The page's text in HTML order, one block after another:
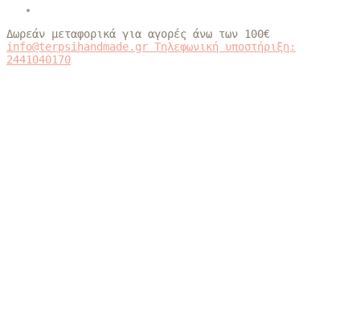
Δωρεάν μεταφορικά για αγορές άνω των 100€
info@terpsihandmade.gr Τηλεφωνική υποστήριξη:
2441040170